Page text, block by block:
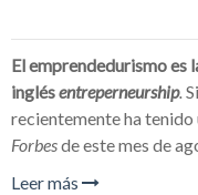
El emprendedurismo es
inglésentreperneurship.
recientemente ha
Forbesde este mes de
Leer más